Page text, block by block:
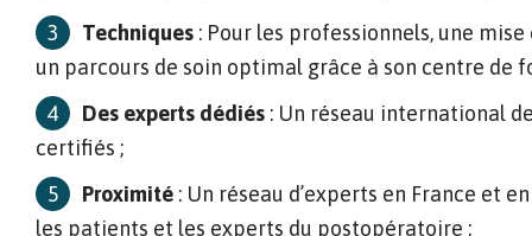
Techniques : Pour les professionnels, une
un parcours de soin optimal grâce à son centre de
Des experts dédiés : Un réseau international
certifiés ;
Proximité : Un réseau d’experts en France et
les patients et les experts du postopératoire ;